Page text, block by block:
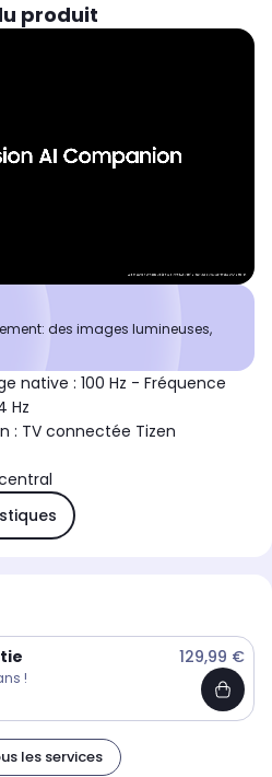
produit
des images lumineuses,
native : 100 Hz - Fréquence
Hz
: TV connectée Tizen
129,99 €
!
les services